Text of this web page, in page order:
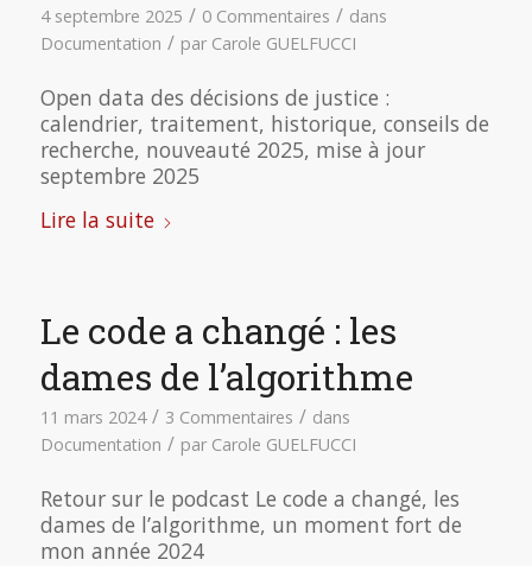
4 septembre 2025 / 0 Commentaires / dans
Documentation / par Carole GUELFUCCI
Open data des décisions de justice :
calendrier, traitement, historique, conseils de
recherche, nouveauté 2025, mise à jour
septembre 2025
Lire la suite
Le code a changé : les
dames de l’algorithme
11 mars 2024 / 3 Commentaires / dans
Documentation / par Carole GUELFUCCI
Retour sur le podcast Le code a changé, les
dames de l’algorithme, un moment fort de
mon année 2024